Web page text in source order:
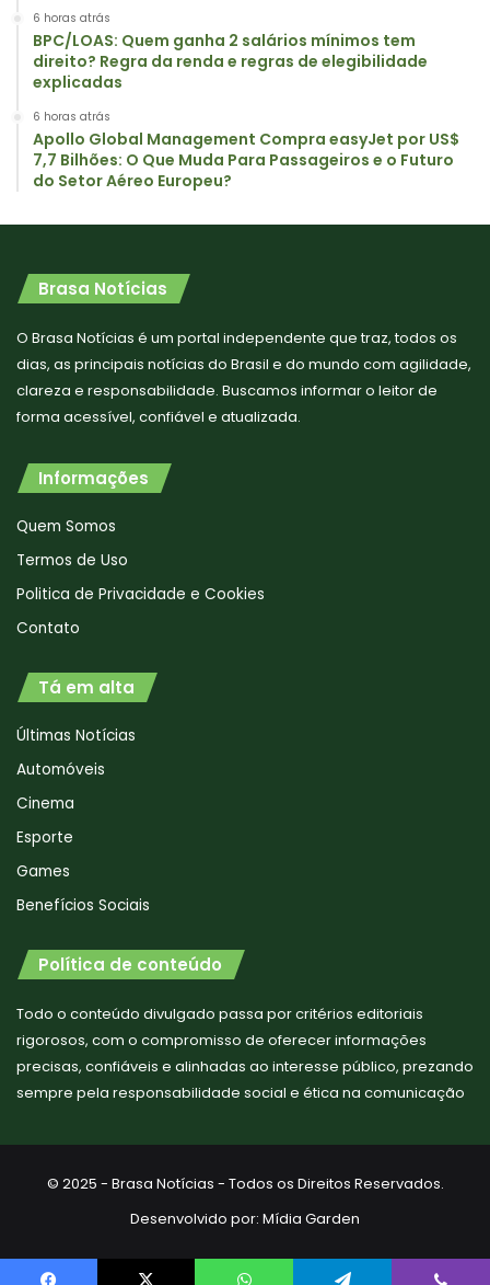
6 horas atrás
BPC/LOAS: Quem ganha 2 salários mínimos tem
direito? Regra da renda e regras de elegibilidade
explicadas
6 horas atrás
Apollo Global Management Compra easyJet por US$
7,7 Bilhões: O Que Muda Para Passageiros e o Futuro
do Setor Aéreo Europeu?
Brasa Notícias
O Brasa Notícias é um portal independente que traz, todos os
dias, as principais notícias do Brasil e do mundo com agilidade,
clareza e responsabilidade. Buscamos informar o leitor de
forma acessível, confiável e atualizada.
Informações
Quem Somos
Termos de Uso
Politica de Privacidade e Cookies
Contato
Tá em alta
Últimas Notícias
Automóveis
Cinema
Esporte
Games
Benefícios Sociais
Política de conteúdo
Todo o conteúdo divulgado passa por critérios editoriais
rigorosos, com o compromisso de oferecer informações
precisas, confiáveis e alinhadas ao interesse público, prezando
sempre pela responsabilidade social e ética na comunicação
© 2025 - Brasa Notícias - Todos os Direitos Reservados.
Desenvolvido por: Mídia Garden